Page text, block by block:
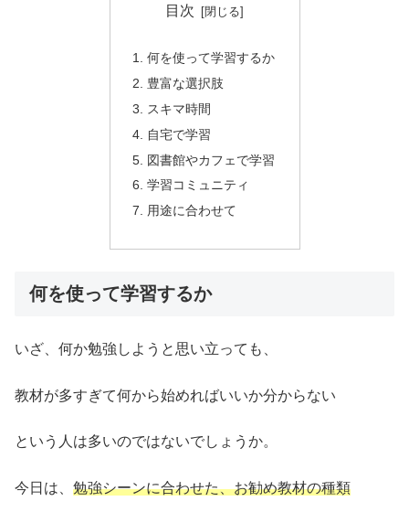
目次
何を使って学習するか
豊富な選択肢
スキマ時間
自宅で学習
図書館やカフェで学習
学習コミュニティ
用途に合わせて
何を使って学習するか
いざ、何か勉強しようと思い立っても、
教材が多すぎて何から始めればいいか分からない
という人は多いのではないでしょうか。
今日は、 勉強シーンに合わせた、お勧め教材の種類